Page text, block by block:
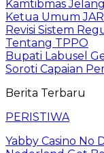
Kamtibmas
Ketua Umum
Revisi Sistem
Tentang TPPO
Bupati Labusel
Soroti Capaian
Berita Terbaru
PERISTIWA
Yabby Casino No